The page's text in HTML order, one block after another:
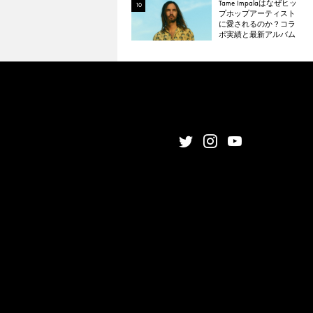
Tame Impalaはなぜヒッ
プホップアーティスト
に愛されるのか？コラ
ボ実績と最新アルバム